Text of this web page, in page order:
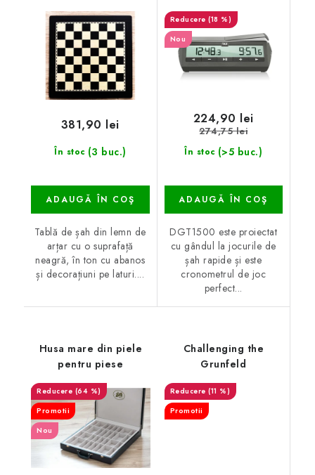
În stoc (3 buc.)
381,90 lei
ADAUGĂ ÎN COŞ
Tablă de șah din lemn de
arțar cu o suprafață
neagră, în ton cu abanos
și decorațiuni pe laturi....
(18 %)
Nou
În stoc (>5 buc.)
224,90 lei
274,75 lei
ADAUGĂ ÎN COŞ
DGT1500 este proiectat
cu gândul la jocurile de
șah rapide și este
cronometrul de joc
perfect...
Husa mare din piele
pentru piese
(64 %)
Promotii
Nou
Challenging the
Grunfeld
(11 %)
Promotii